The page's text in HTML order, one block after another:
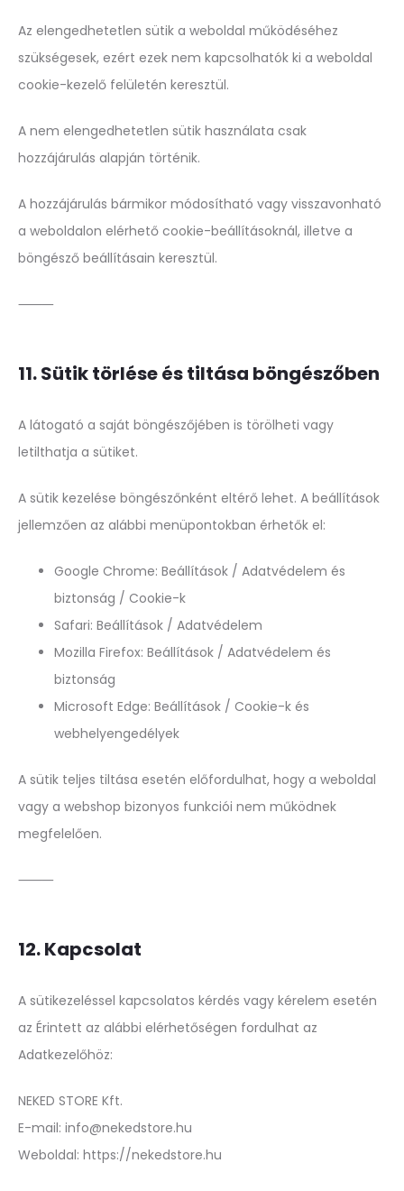
Az elengedhetetlen sütik a weboldal működéséhez
szükségesek, ezért ezek nem kapcsolhatók ki a weboldal
cookie-kezelő felületén keresztül.
A nem elengedhetetlen sütik használata csak
hozzájárulás alapján történik.
A hozzájárulás bármikor módosítható vagy visszavonható
a weboldalon elérhető cookie-beállításoknál, illetve a
böngésző beállításain keresztül.
⸻
11. Sütik törlése és tiltása böngészőben
A látogató a saját böngészőjében is törölheti vagy
letilthatja a sütiket.
A sütik kezelése böngészőnként eltérő lehet. A beállítások
jellemzően az alábbi menüpontokban érhetők el:
Google Chrome: Beállítások / Adatvédelem és
biztonság / Cookie-k
Safari: Beállítások / Adatvédelem
Mozilla Firefox: Beállítások / Adatvédelem és
biztonság
Microsoft Edge: Beállítások / Cookie-k és
webhelyengedélyek
A sütik teljes tiltása esetén előfordulhat, hogy a weboldal
vagy a webshop bizonyos funkciói nem működnek
megfelelően.
⸻
12. Kapcsolat
A sütikezeléssel kapcsolatos kérdés vagy kérelem esetén
az Érintett az alábbi elérhetőségen fordulhat az
Adatkezelőhöz:
NEKED STORE Kft.
E-mail: info@nekedstore.hu
Weboldal: https://nekedstore.hu